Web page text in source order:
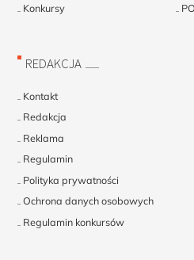
Konkursy
REDAKCJA
Kontakt
Redakcja
Reklama
Regulamin
Polityka prywatności
Ochrona danych osobowych
Regulamin konkursów